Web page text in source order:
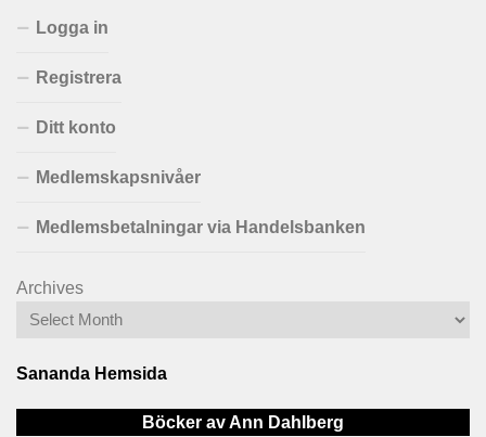
Logga in
Registrera
Ditt konto
Medlemskapsnivåer
Medlemsbetalningar via Handelsbanken
Archives
Sananda Hemsida
Böcker av Ann Dahlberg